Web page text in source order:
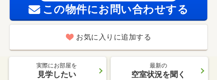
この物件にお問い合わせする
お気に入りに追加する
実際にお部屋を
見学したい
最新の
空室状況を聞く